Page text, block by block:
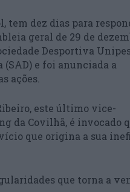
tem dez dias para
geral de 29 de
Desportiva
(SAD) e foi anunciada a
ações.
este último vice-
da Covilhã, é invocado
que origina a sua
que torna a